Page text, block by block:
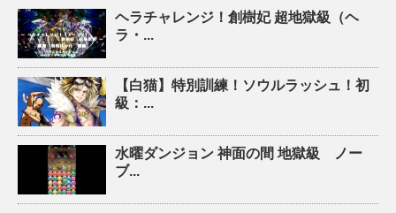
ヘラチャレンジ！創樹妃 超地獄級（ヘ
ラ・...
【白猫】特別訓練！ソウルラッシュ！初
級：...
水曜ダンジョン 神面の間 地獄級 ノー
ブ...